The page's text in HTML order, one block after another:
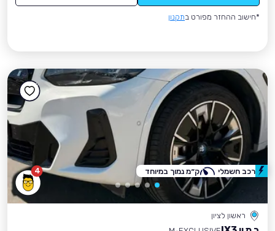
*חישוב ההחזר מפורט בתקנון
4
ראשון לציון
רכב חשמלי ק״מ נמוך במיוחד